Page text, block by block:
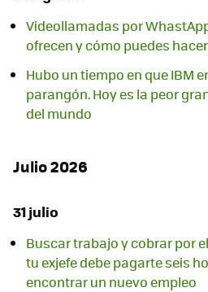
Videollamadas por
ofrecen y cómo puedes
Hubo un tiempo en que IBM
parangón. Hoy es la peor
del mundo
Julio 2026
31 julio
Buscar trabajo y cobrar por
tu exjefe debe pagarte seis
encontrar un nuevo empleo